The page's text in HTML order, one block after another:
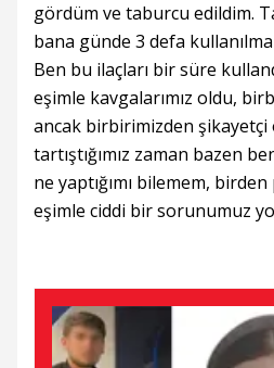
gördüm ve taburcu edildim.
bana günde 3 defa
Ben bu ilaçları bir süre
eşimle kavgalarımız oldu,
ancak birbirimizden şikayetçi
tartıştığımız zaman bazen
ne yaptığımı bilemem,
eşimle ciddi bir sorunumuz